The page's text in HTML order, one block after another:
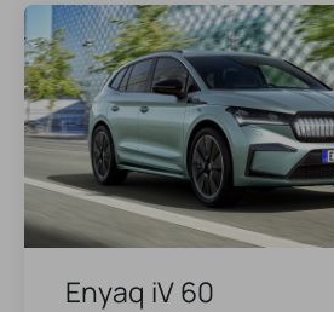
Enyaq iV 60